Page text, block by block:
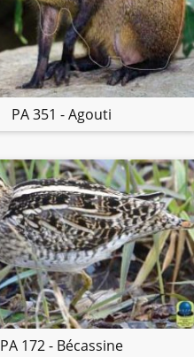
PA 351 - Agouti
PA 172 - Bécassine